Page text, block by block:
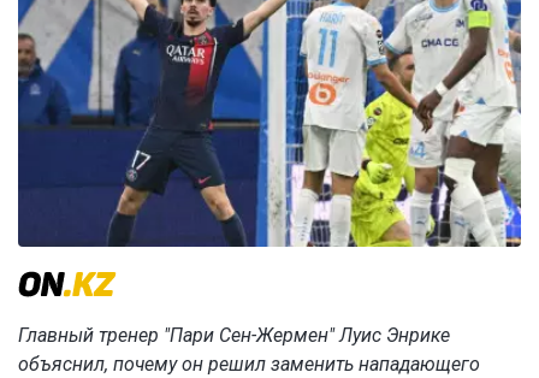
Главный тренер "Пари Сен-Жермен" Луис Энрике
объяснил, почему он решил заменить нападающего